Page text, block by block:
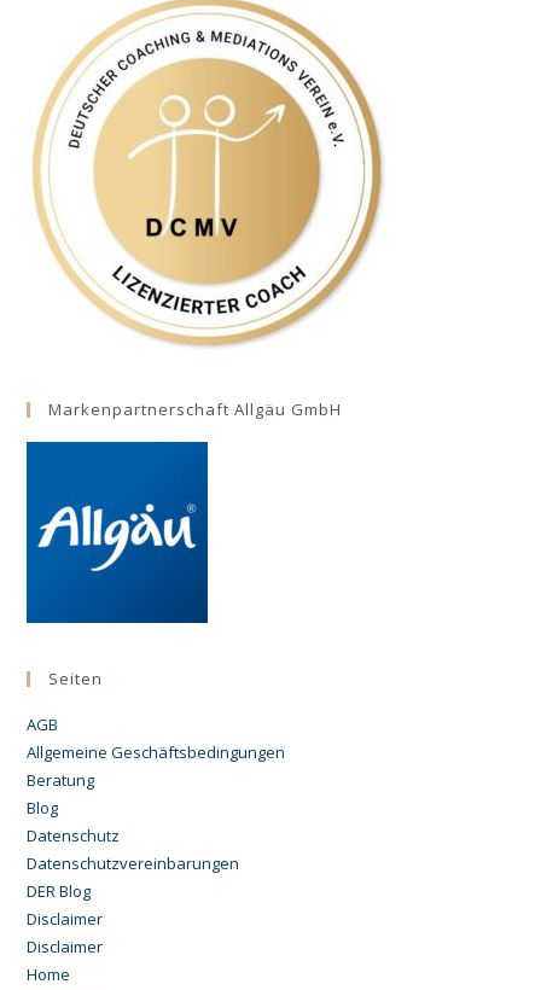
Markenpartnerschaft Allgäu GmbH
Seiten
AGB
Allgemeine Geschäftsbedingungen
Beratung
Blog
Datenschutz
Datenschutzvereinbarungen
DER Blog
Disclaimer
Disclaimer
Home